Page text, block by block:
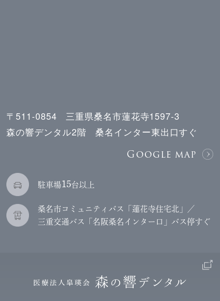
〒511-0854 三重県桑名市蓮花寺1597-3
森の響デンタル2階 桑名インター東出口すぐ
Google map
駐車場15台以上
桑名市コミュニティバス「蓮花寺住宅北」／
三重交通バス「名阪桑名インター口」バス停すぐ